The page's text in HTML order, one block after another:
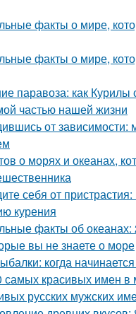
факты о мире,
факты о мире,
паравоза: как Курилы
частью нашей жизни
от зависимости:
о морях и океанах,
себя от
курения
факты об
вы не знаете о море
когда
красивых имен в
русских мужских